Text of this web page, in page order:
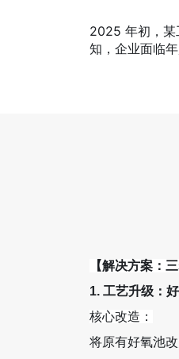
2025 年初，某
知，企业面临
【解决方案：
1. 工艺升级：
核心改造：
将原有好氧池